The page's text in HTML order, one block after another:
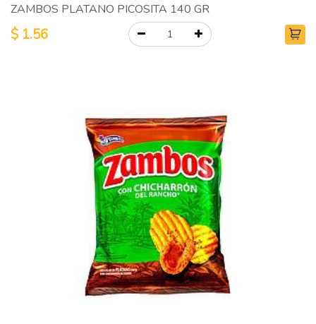
ZAMBOS PLATANO PICOSITA 140 GR
$ 1.56